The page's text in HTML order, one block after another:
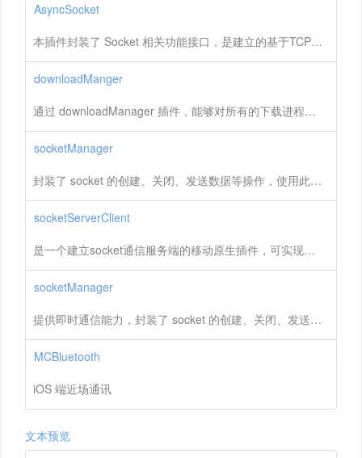
AsyncSocket
本插件封装了 Socket 相关功能接口，是建立的基于TCP的链接
downloadManger
通过 downloadManager 插件，能够对所有的下载进程进行管理，并可以通过界面来查看下载进度等信息，同时还提供压缩包解压、快速查看下载完成文件等功能
socketManager
封装了 socket 的创建、关闭、发送数据等操作，使用此插件能实现即时通讯数据收发功能。
socketServerClient
是一个建立socket通信服务端的移动原生插件，可实现与socket客户端实现长连接通讯。且包含文件服务搭建，实现局域网内可通过http下载含有此文件服务的文件。
socketManager
提供即时通信能力，封装了 socket 的创建、关闭、发送数据等操作，使用此插件能实现即时通讯数据收发功能。
MCBluetooth
iOS 端近场通讯
文本预览